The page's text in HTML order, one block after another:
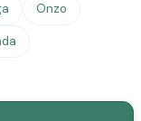
Onzo